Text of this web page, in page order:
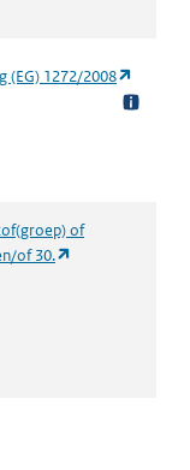
(EG) 1272/2008
of
of 30.